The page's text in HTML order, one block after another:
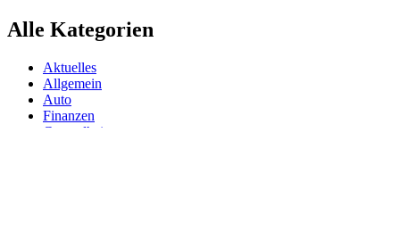
Alle Kategorien
Aktuelles
Allgemein
Auto
Finanzen
Gesundheit